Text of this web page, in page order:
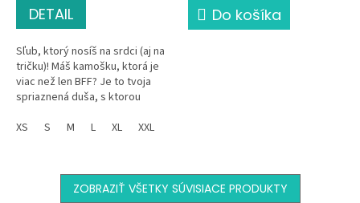
DETAIL
Sľub, ktorý nosíš na srdci (aj na
tričku)! Máš kamošku, ktorá je
viac než len BFF? Je to tvoja
spriaznená duša, s ktorou
prežité trapasy. Tričko...
XS S M L XL XXL
Do košíka
ZOBRAZIŤ VŠETKY SÚVISIACE PRODUKTY